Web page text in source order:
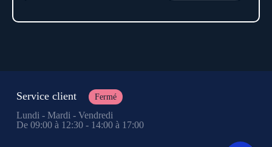
Service client Fermé
Lundi - Mardi - Vendredi
De 09:00 à 12:30 - 14:00 à 17:00